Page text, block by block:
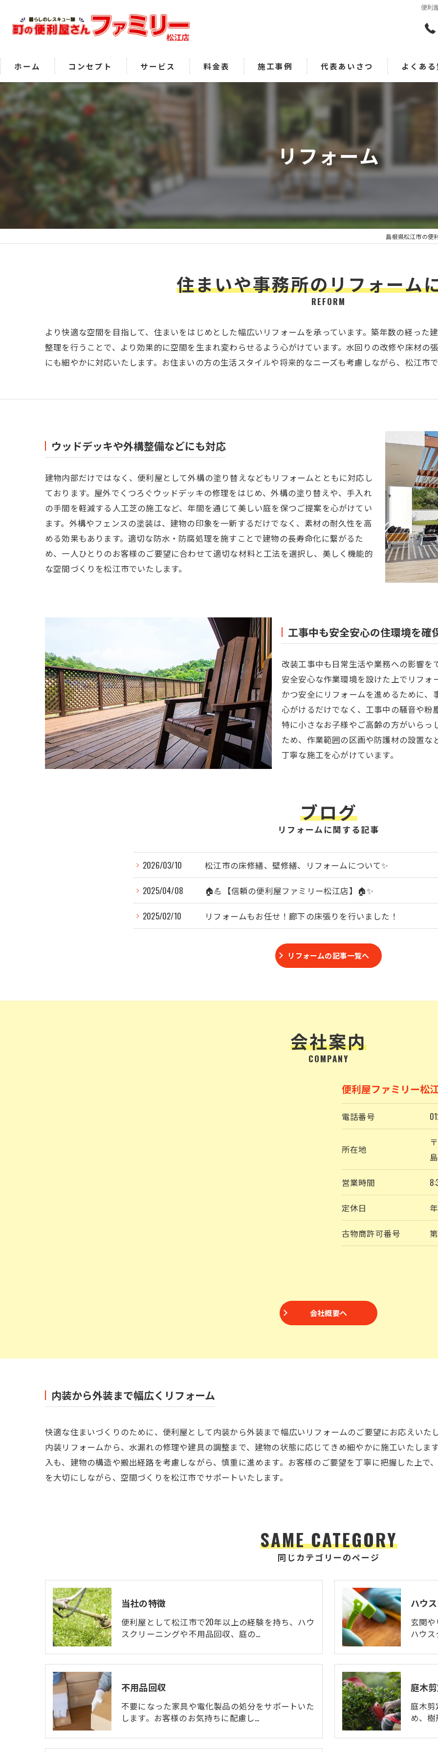
便利
ホーム コンセプト サービス 料金表 施工事例 代表あいさつ よくあ
リフォーム
島根県松江市の便
住まいや事務所のリフォーム
REFORM
より快適な空間を目指して、住まいをはじめとした幅広いリフォームを承っています。築年数の経った
整理を行うことで、より効果的に空間を生まれ変わらせるよう心がけています。水回りの改修や床材の
にも細やかに対応いたします。お住まいの方の生活スタイルや将来的なニーズも考慮しながら、松江市
ウッドデッキや外構整備などにも対応
建物内部だけではなく、便利屋として外構の塗り替えなどもリフォームとともに対応し
ております。屋外でくつろぐウッドデッキの修理をはじめ、外構の塗り替えや、手入れ
の手間を軽減する人工芝の施工など、年間を通じて美しい庭を保つご提案を心がけてい
ます。外構やフェンスの塗装は、建物の印象を一新するだけでなく、素材の耐久性を高
める効果もあります。適切な防水・防腐処理を施すことで建物の長寿命化に繋がるた
め、一人ひとりのお客様のご要望に合わせて適切な材料と工法を選択し、美しく機能的
な空間づくりを松江市でいたします。
工事中も安全安心の住環境を確
改装工事中も日常生活や業務への影響
安全安心な作業環境を設けた上でリフ
かつ安全にリフォームを進めるために
心がけるだけでなく、工事中の騒音や
特に小さなお子様やご高齢の方がいら
ため、作業範囲の区画や防護材の設置
丁寧な施工を心がけています。
ブログ
リフォームに関する記事
2026/03/10 松江市の床修繕、壁修繕、リフォームについて✨
2025/04/08 🏠💪【信頼の便利屋ファミリー松江店】🏠✨
2025/02/10 リフォームもお任せ！廊下の床張りを行いました！
リフォームの記事一覧へ
会社案内
COMPANY
便利屋ファミリー松
電話番号
所在地
営業時間
定休日
古物商許可番号
会社概要へ
内装から外装まで幅広くリフォーム
快適な住まいづくりのために、便利屋として内装から外装まで幅広いリフォームのご要望にお応えいた
内装リフォームから、水漏れの修理や建具の調整まで、建物の状態に応じてきめ細やかに施工いたしま
入も、建物の構造や搬出経路を考慮しながら、慎重に進めます。お客様のご要望を丁寧に把握した上で
を大切にしながら、空間づくりを松江市でサポートいたします。
同じカテゴリーのページ
SAME CATEGORY
当社の特徴
便利屋として松江市で20年以上の経験を持ち、ハウ
スクリーニングや不用品回収、庭の…
ハウ
玄関
ハウ
不用品回収
不要になった家具や電化製品の処分をサポートいた
します。お客様のお気持ちに配慮し…
庭木
庭木
め、